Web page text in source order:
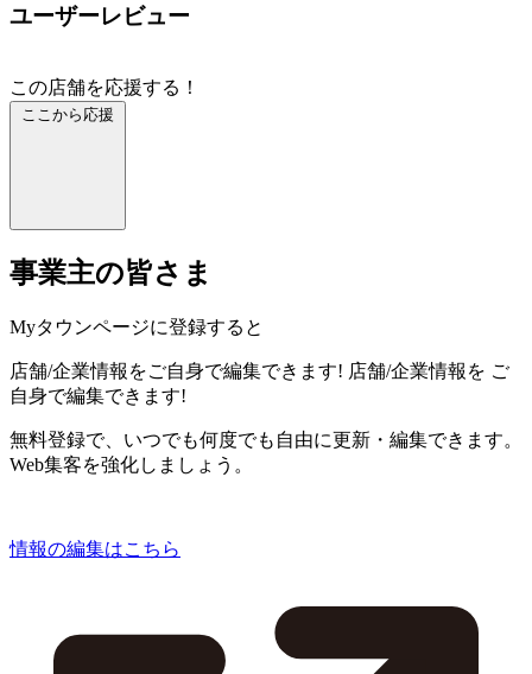
ユーザーレビュー
この店舗を応援する！
ここから応援
事業主の皆さま
Myタウンページに登録すると
店舗/企業情報をご自身で編集できます! 店舗/企業情報を ご
自身で編集できます!
無料登録で、いつでも何度でも自由に更新・編集できます。
Web集客を強化しましょう。
情報の編集はこちら